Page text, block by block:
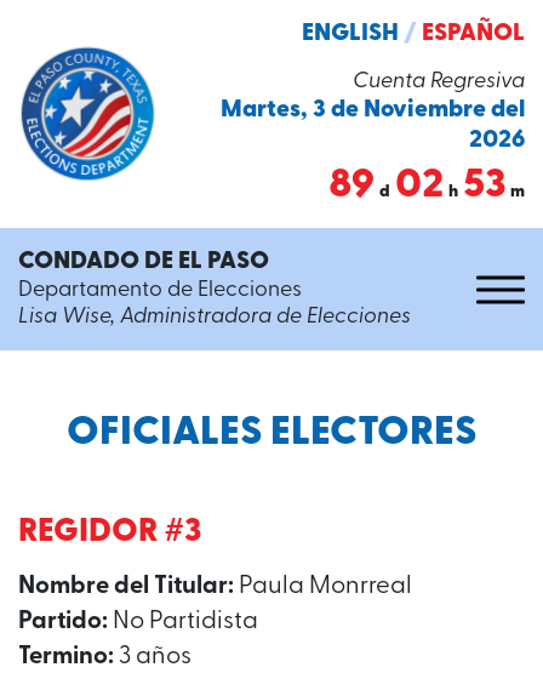
Cuenta Regresiva
Martes, 3 de Noviembre del
2026
89 d 02 h 53 m
ENGLISH / ESPAÑOL
CONDADO DE EL PASO
Departamento de Elecciones
Lisa Wise, Administradora de Elecciones
OFICIALES ELECTORES
REGIDOR #3
Nombre del Titular: Paula Monrreal
Partido: No Partidista
Termino: 3 años